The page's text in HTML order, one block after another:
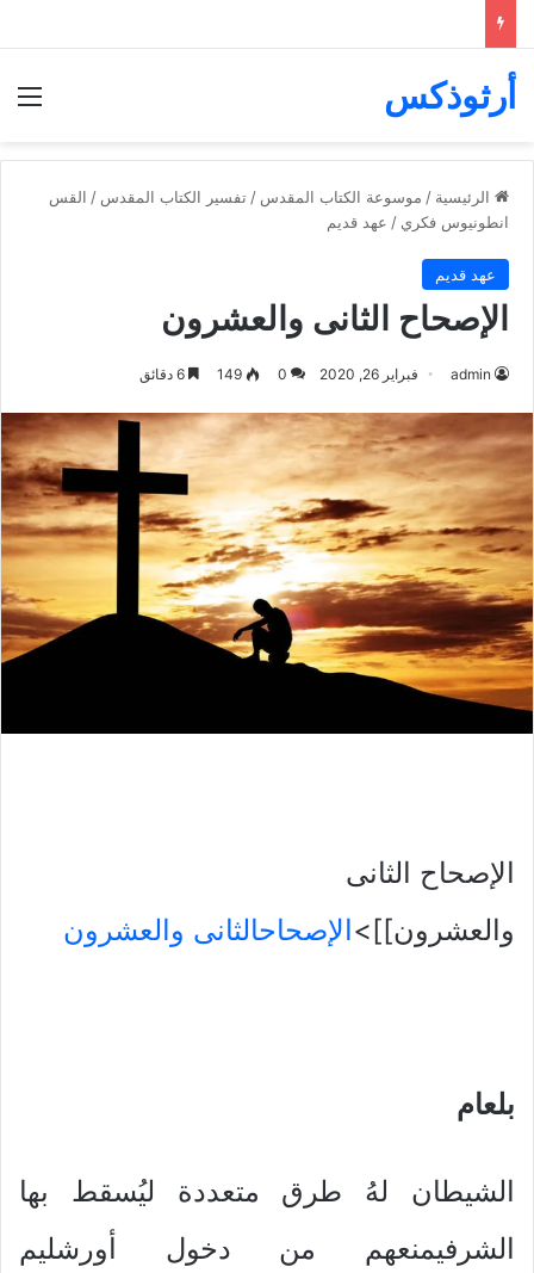
أرثوذكس
الرئيسية / موسوعة الكتاب المقدس / تفسير الكتاب المقدس / القس
انطونيوس فكري / عهد قديم
عهد قديم
الإصحاح الثانى والعشرون
admin فبراير 26, 2020 0
149
الإصحاح الثانى
والعشرون]]>الإصحاحالثانى والعشرون
بلعام
الشيطان لهُ طرق متعددة ليُسقط بها
الشرفيمنعهم من دخول أورشليم